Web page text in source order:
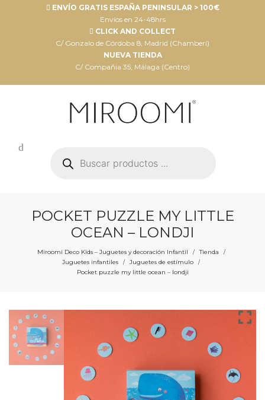
ENVÍO GRATIS ESPAÑA PENINSULAR > 100€
Envíos en 24-48hrs
CLICK AND COLLECT
C/ Gonzalo de Córdoba 8, Madrid (Chamberí)
NUEVA TIENDA
C/ Compañia 35, Málaga (Centro)
productos
POCKET PUZZLE MY LITTLE
OCEAN – LONDJI
Miroomi Deco Kids – Juguetes y decoración Infantil / Tienda /
Juguetes infantiles / Juguetes de estímulo /
Pocket puzzle my little ocean – londji